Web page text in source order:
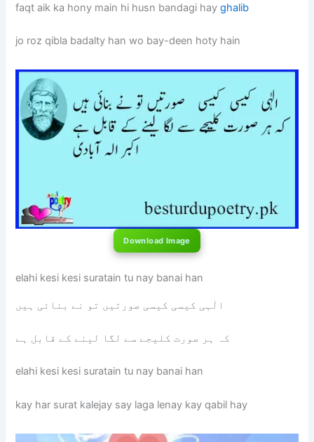
faqt aik ka hony main hi husn bandagi hayghalib
jo roz qibla badalty han wo bay-deen hoty hain
Download Image
elahi kesi kesi suratain tu nay banai han
الٰہی کیسی کیسی صورتیں تو نے بنائی ہیں
کہ ہر صورت کلیجے سے لگا لینے کے قابل ہے
elahi kesi kesi suratain tu nay banai han
kay har surat kalejay say laga lenay kay qabil hay